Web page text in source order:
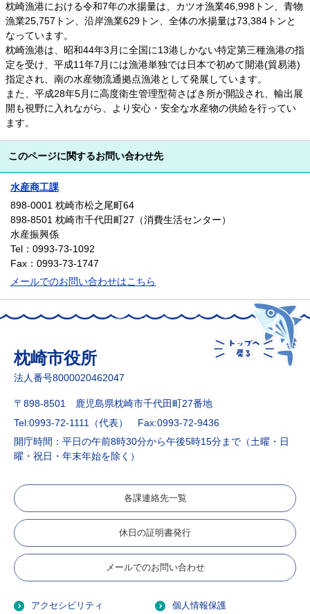
枕崎漁港における令和7年の水揚量は、カツオ漁業46,998トン、青物
漁業25,757トン、沿岸漁業629トン、全体の水揚量は73,384トンと
なっています。
枕崎漁港は、昭和44年3月に全国に13港しかない特定第三種漁港の指
定を受け、平成11年7月には漁港単独では日本で初めて開港(貿易港)
指定され、南の水産物流通拠点漁港として発展しています。
また、平成28年5月に高度衛生管理型荷さばき所が開設され、輸出展
開も視野に入れながら、より安心・安全な水産物の供給を行ってい
ます。
このページに関するお問い合わせ先
水産商工課
898-0001 枕崎市松之尾町64
898-8501 枕崎市千代田町27（消費生活センター）
水産振興係
Tel：0993-73-1092
Fax：0993-73-1747
メールでのお問い合わせはこちら
枕崎市役所
法人番号8000020462047
〒898-8501 鹿児島県枕崎市千代田町27番地
Tel:0993-72-1111（代表）
Fax:0993-72-9436
開庁時間：平日の午前8時30分から午後5時15分まで（土曜・日
曜・祝日・年末年始を除く）
各課連絡先一覧
休日の証明書発行
メールでのお問い合わせ
アクセシビリティ 個人情報保護